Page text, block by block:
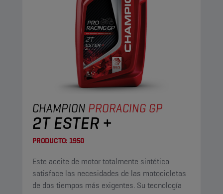
CHAMPION PRORACING GP
2T ESTER +
PRODUCTO: 1950
Este aceite de motor totalmente sintético
satisface las necesidades de las motocicletas
de dos tiempos más exigentes. Su tecnología